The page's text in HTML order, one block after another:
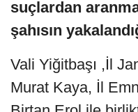
suçlardan
şahısın
Vali Yiğitbaşı ,İl
Murat Kaya, İl